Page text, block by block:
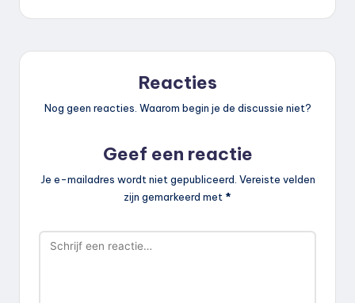
Reacties
Nog geen reacties. Waarom begin je de discussie niet?
Geef een reactie
Je e-mailadres wordt niet gepubliceerd. Vereiste velden
zijn gemarkeerd met *